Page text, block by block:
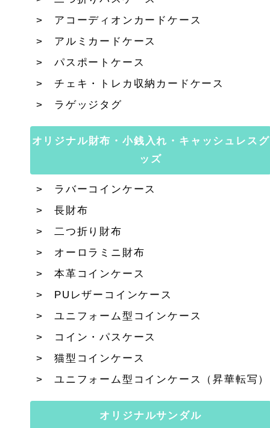
アコーディオンカードケース
アルミカードケース
パスポートケース
チェキ・トレカ収納カードケース
ラゲッジタグ
オリジナル財布・小銭入れ・キャッシュレスグ
ッズ
ラバーコインケース
長財布
二つ折り財布
オーロラミニ財布
本革コインケース
PUレザーコインケース
ユニフォーム型コインケース
コイン・パスケース
猫型コインケース
ユニフォーム型コインケース（昇華転写）
オリジナルサンダル